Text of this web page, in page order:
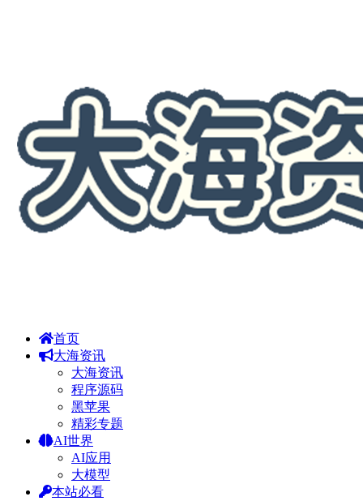
首页
大海资讯
大海资讯
程序源码
黑苹果
精彩专题
AI世界
AI应用
大模型
本站必看